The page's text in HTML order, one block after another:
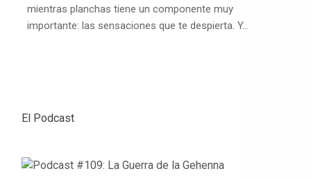
mientras planchas tiene un componente muy
importante: las sensaciones que te despierta. Y…
El Podcast